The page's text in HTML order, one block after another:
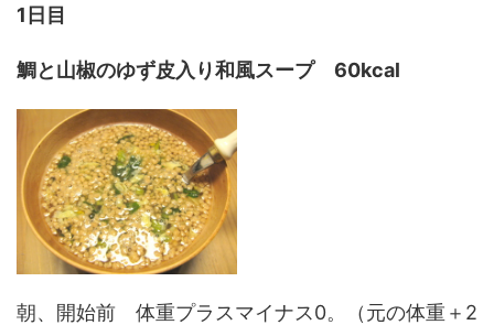
1日目
鯛と山椒のゆず皮入り和風スープ 60kcal
朝、開始前 体重プラスマイナス0。（元の体重＋2